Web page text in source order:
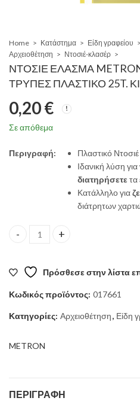
Home Κατάστημα
Είδη γραφείου
Αρχειοθέτηση
Ντοσιέ-κλασέρ
ΝΤΟΣΙΕ ΕΛΑΣΜΑ
ΤΡΥΠΕΣ ΠΛΑΣΤΙΚΟ 25T.
0,20€
Σε απόθεμα
Περιγραφή:
Πλαστικό
Ιδανική λύση για
διατηρήσετε τα
Κατάλληλο για
διάτρητων
ΝΤΟΣΙΕ ΕΛΑΣΜΑ METRON ΜΕ
Πρόσθεσε στην λίστα
Κωδικός προϊόντος: 017661
Κατηγορίες: Αρχειοθέτηση, Είδη
METRON
ΠΕΡΙΓΡΑΦΉ